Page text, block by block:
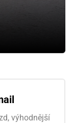
výhodnější